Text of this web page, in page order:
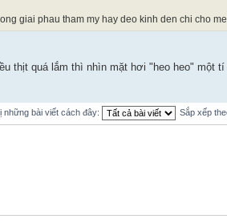
giai phau tham my hay deo kinh den chi cho
thịt quá lắm thì nhìn mặt hơi "heo heo" một
những bài viết cách đây: Sắp xếp